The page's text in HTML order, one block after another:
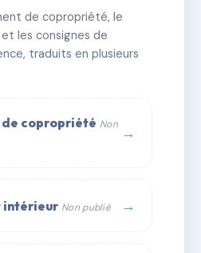
lots 🏗 5 bâtiment(s)
de copropriété, le
les consignes de
traduits en plusieurs
de copropriété Non →
intérieur Non publié →